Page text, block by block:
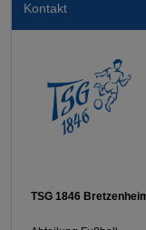
Kontakt
TSG 1846